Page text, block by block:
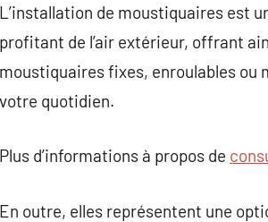
L’installation de moustiquaires est
profitant de l’air extérieur, offrant
moustiquaires fixes, enroulables ou
votre quotidien.
Plus d’informations à propos de
En outre, elles représentent une